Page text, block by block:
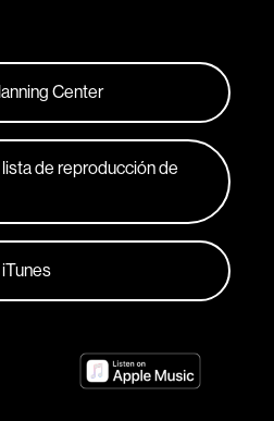
Center
de reproducción de